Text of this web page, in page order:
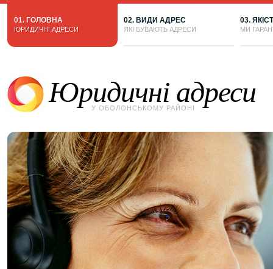
01. ГОЛОВНА
ЮРИДИЧНІ АДРЕСИ
02. ВИДИ АДРЕС
ЯКІ БУВАЮТЬ АДРЕСИ
03.
МИ
Юридичні адреси
У ОБОЛОНСЬКОМУ РАЙОНІ